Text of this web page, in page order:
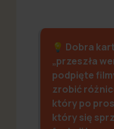
💡 Dobra
„przeszła
podpięte
zrobić
który po
który się